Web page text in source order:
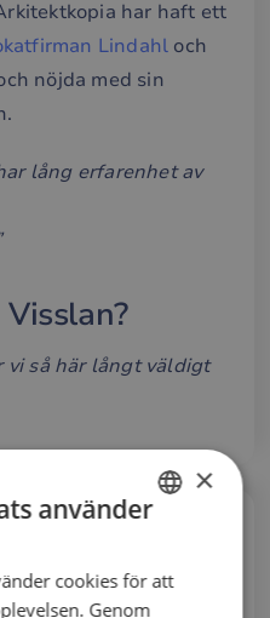
har haft ett
Lindahl och
nöjda med sin
lång erfarenhet av
vi så här långt väldigt
oss för enENGLISH
×
använder
cookies för att
Genom